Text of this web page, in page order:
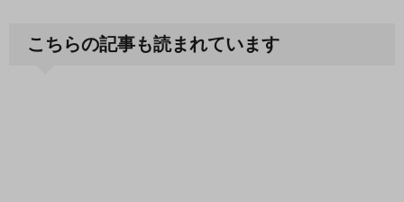
こちらの記事も読まれています